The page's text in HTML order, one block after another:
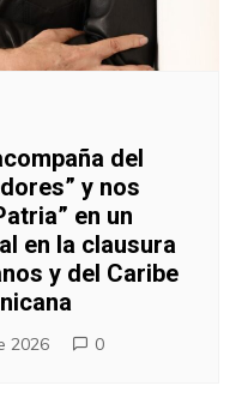
del
y nos
en un
en la clausura
y del Caribe
2026 0